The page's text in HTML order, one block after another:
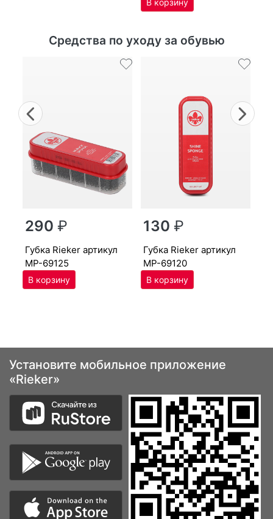
Средства по уходу за обувью
Previous
290₽
губ­ка Ri­eker артикул
MP-69125
130₽
губ­ка Ri­eker артикул
MP-69120
Установите мобильное приложение
«Rieker»